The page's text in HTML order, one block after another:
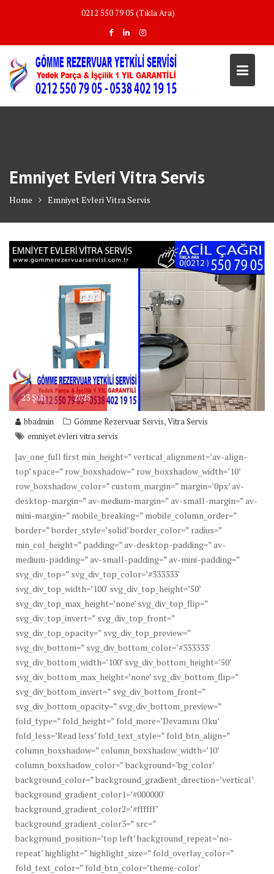
0212 550 79 05 (Tıkla Ara)
Emniyet Evleri Vitra Servis
Home Emniyet Evleri Vitra Servis
23 Şub 2025
bbadmin Gömme Rezervuar Servis,Vitra Servis
emniyet evleri vitra servis
[av_one_full first min_height=” vertical_alignment=’av-align-
top’ space=” row_boxshadow=” row_boxshadow_width=’10’
row_boxshadow_color=” custom_margin=” margin=’0px’ av-
desktop-margin=” av-medium-margin=” av-small-margin=” av-
mini-margin=” mobile_breaking=” mobile_column_order=”
border=” border_style=’solid’ border_color=” radius=”
min_col_height=” padding=” av-desktop-padding=” av-
medium-padding=” av-small-padding=” av-mini-padding=”
svg_div_top=” svg_div_top_color=’#333333′
svg_div_top_width=’100′ svg_div_top_height=’50’
svg_div_top_max_height=’none’ svg_div_top_flip=”
svg_div_top_invert=” svg_div_top_front=”
svg_div_top_opacity=” svg_div_top_preview=”
svg_div_bottom=” svg_div_bottom_color=’#333333′
svg_div_bottom_width=’100′ svg_div_bottom_height=’50’
svg_div_bottom_max_height=’none’ svg_div_bottom_flip=”
svg_div_bottom_invert=” svg_div_bottom_front=”
svg_div_bottom_opacity=” svg_div_bottom_preview=”
fold_type=” fold_height=” fold_more=’Devamını Oku’
fold_less=’Read less’ fold_text_style=” fold_btn_align=”
column_boxshadow=” column_boxshadow_width=’10’
column_boxshadow_color=” background=’bg_color’
background_color=” background_gradient_direction=’vertical’
background_gradient_color1=’#000000′
background_gradient_color2=’#ffffff’
background_gradient_color3=” src=”
background_position=’top left’ background_repeat=’no-
repeat’ highlight=” highlight_size=” fold_overlay_color=”
fold_text_color=” fold_btn_color=’theme-color’